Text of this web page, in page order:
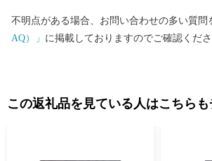
不明点がある場合、お問い合わせの多い質問
AQ）」 に掲載しておりますのでご確認くださ
この返礼品を見ている人はこちらも